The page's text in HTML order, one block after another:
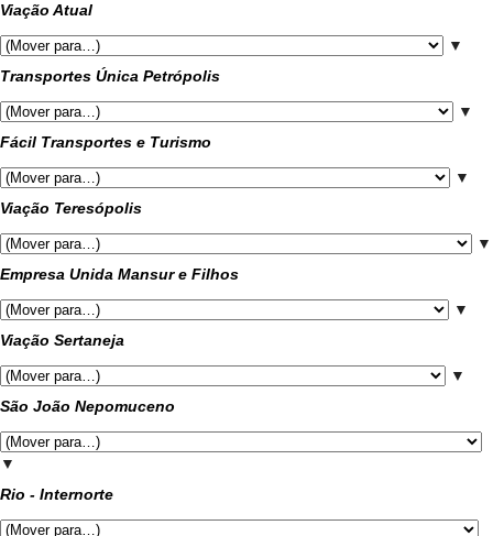
Viação Atual
▼
Transportes Única Petrópolis
▼
Fácil Transportes e Turismo
▼
Viação Teresópolis
▼
Empresa Unida Mansur e Filhos
▼
Viação Sertaneja
▼
São João Nepomuceno
▼
Rio - Internorte